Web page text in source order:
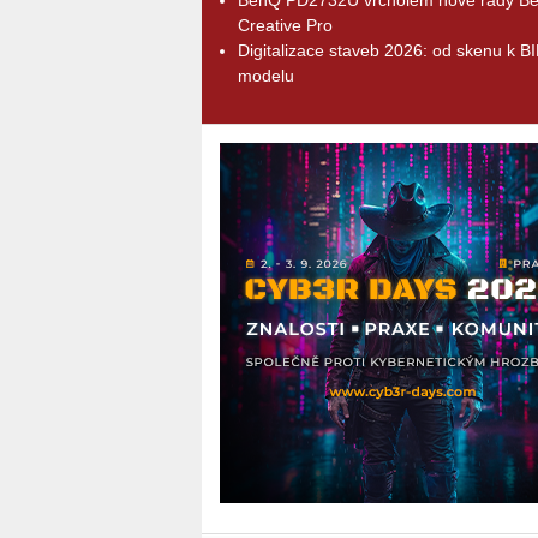
Creative Pro
Digitalizace staveb 2026: od skenu k
modelu